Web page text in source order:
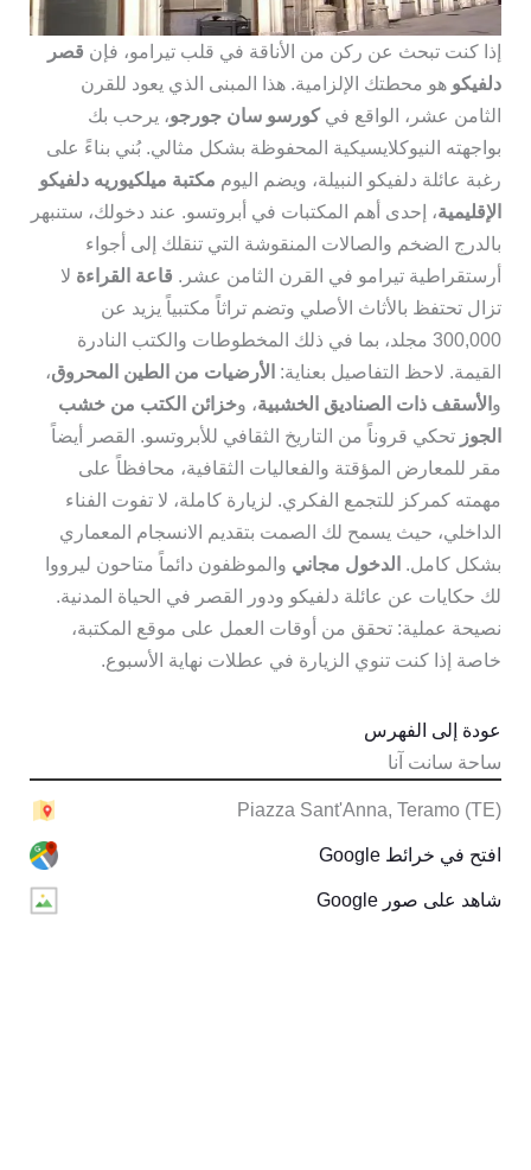
إذا كنت تبحث عن ركن من الأناقة في قلب تيرامو، فإن قصر
دلفيكو هو محطتك الإلزامية. هذا المبنى الذي يعود للقرن
الثامن عشر، الواقع فيكورسو سان جورجو، يرحب بك
بواجهته النيوكلايسيكية المحفوظة بشكل مثالي. بُني بناءً على
رغبة عائلة دلفيكو النبيلة، ويضم اليوم مكتبة ميلكيوريه دلفيكو
الإقليمية، إحدى أهم المكتبات في أبروتسو. عند دخولك، ستنبهر
بالدرج الضخم والصالات المنقوشة التي تنقلك إلى أجواء
أرستقراطية تيرامو في القرن الثامن عشر. قاعة القراءة لا
تزال تحتفظ بالأثاث الأصلي وتضم تراثاً مكتبياً يزيد عن
300,000 مجلد، بما في ذلك المخطوطات والكتب النادرة
القيمة. لاحظ التفاصيل بعناية: الأرضيات من الطين المحروق،
و الأسقف ذات الصناديق الخشبية، وخزائن الكتب من خشب
الجوز تحكي قروناً من التاريخ الثقافي للأبروتسو. القصر أيضاً
مقر للمعارض المؤقتة والفعاليات الثقافية، محافظاً على
مهمته كمركز للتجمع الفكري. لزيارة كاملة، لا تفوت الفناء
الداخلي، حيث يسمح لك الصمت بتقديم الانسجام المعماري
بشكل كامل. الدخول مجاني والموظفون دائماً متاحون ليرووا
لك حكايات عن عائلة دلفيكو ودور القصر في الحياة المدنية.
نصيحة عملية: تحقق من أوقات العمل على موقع المكتبة،
خاصة إذا كنت تنوي الزيارة في عطلات نهاية الأسبوع.
ساحة سانت آنا
عودة إلى الفهرس
Piazza Sant'Anna, Teramo (TE)
افتح في خرائط Google
شاهد على صور Google